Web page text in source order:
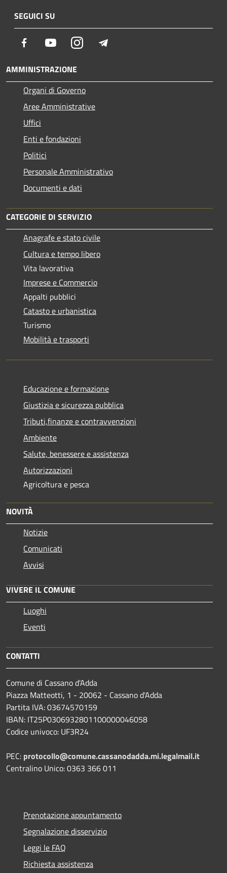
SEGUICI SU
Facebook YoutubeInstagram
AMMINISTRAZIONE
Organi di Governo
Aree Amministrative
Uffici
Enti e fondazioni
Politici
Personale Amministrativo
Documenti e dati
CATEGORIE DI SERVIZIO
Anagrafe e stato civile
Cultura e tempo libero
Vita lavorativa
Imprese e Commercio
Appalti pubblici
Catasto e urbanistica
Turismo
Mobilità e trasporti
Educazione e formazione
Giustizia e sicurezza pubblica
Tributi,finanze e contravvenzioni
Ambiente
Salute, benessere e assistenza
Autorizzazioni
Agricoltura e pesca
NOVITÀ
Notizie
Comunicati
Avvisi
VIVERE IL COMUNE
Luoghi
Eventi
CONTATTI
Comune di Cassano d'Adda
Piazza Matteotti, 1 - 20062 - Cassano d'Adda
Partita IVA: 03674570159
IBAN: IT25P0306932801100000046058
Codice univoco: UF3R24
PEC: protocollo@comune.cassanodadda.mi.legalmail.it
Centralino Unico: 0363 366 011
Prenotazione appuntamento
Segnalazione disservizio
Leggi le FAQ
Richiesta assistenza